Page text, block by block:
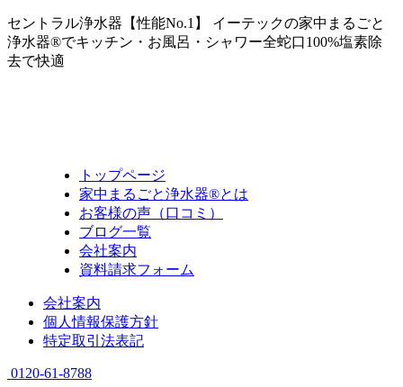
セントラル浄水器【性能No.1】 イーテックの家中まるごと
浄水器®でキッチン・お風呂・シャワー全蛇口100%塩素除
去で快適
トップページ
家中まるごと浄水器®とは
お客様の声（口コミ）
ブログ一覧
会社案内
資料請求フォーム
会社案内
個人情報保護方針
特定取引法表記
0120-61-8788